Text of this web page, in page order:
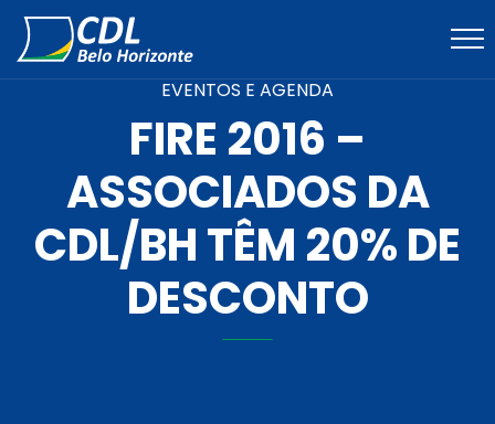
EVENTOS E AGENDA
FIRE 2016 –
ASSOCIADOS DA
CDL/BH TÊM 20% DE
DESCONTO